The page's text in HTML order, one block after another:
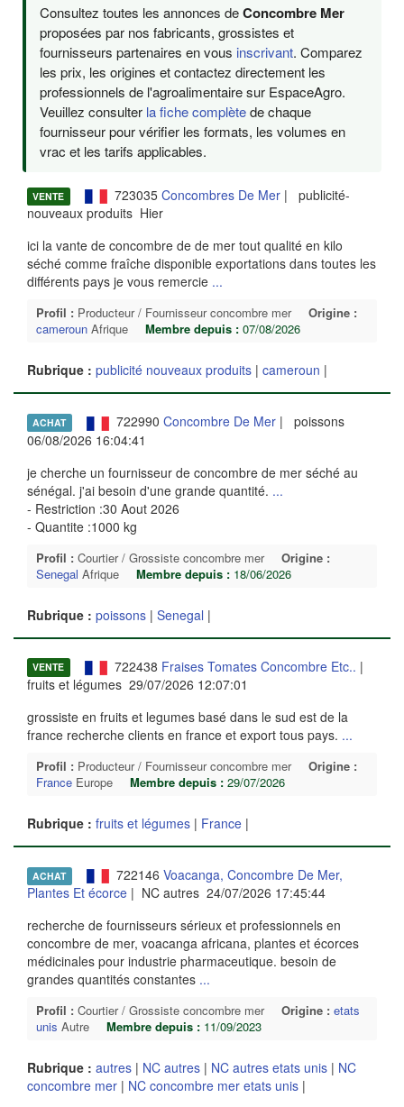
Consultez toutes les annonces deConcombre Mer
proposées par nos fabricants, grossistes et
fournisseurs partenaires en vous inscrivant. Comparez
les prix, les origines et contactez directement les
professionnels de l'agroalimentaire sur EspaceAgro.
Veuillez consulter la fiche complètede chaque
fournisseur pour vérifier les formats, les volumes en
vrac et les tarifs applicables.
VENTE 723035 Concombres De Mer| publicité-
nouveaux produits Hier
ici la vante de concombre de de mer tout qualité en kilo
séché comme fraîche disponible exportations dans toutes les
différents pays je vous remercie ...
Profil : Producteur / Fournisseur concombre mer
Origine :
cameroun Afrique Membre depuis : 07/08/2026
Rubrique : publicité nouveaux produits | cameroun |
ACHAT 722990 Concombre De Mer| poissons
06/08/2026 16:04:41
je cherche un fournisseur de concombre de mer séché au
sénégal. j'ai besoin d'une grande quantité. ...
- Restriction :30 Aout 2026
- Quantite :1000 kg
Profil : Courtier / Grossiste concombre mer
Origine :
Senegal Afrique Membre depuis : 18/06/2026
Rubrique : poissons | Senegal |
VENTE 722438 Fraises Tomates Concombre Etc.. |
fruits et légumes 29/07/2026 12:07:01
grossiste en fruits et legumes basé dans le sud est de la
france recherche clients en france et export tous pays. ...
Profil : Producteur / Fournisseur concombre mer
Origine :
France Europe Membre depuis : 29/07/2026
Rubrique : fruits et légumes | France |
ACHAT 722146 Voacanga, Concombre De Mer,
Plantes Et écorce | NC autres 24/07/2026 17:45:44
recherche de fournisseurs sérieux et professionnels en
concombre de mer, voacanga africana, plantes et écorces
médicinales pour industrie pharmaceutique. besoin de
grandes quantités constantes ...
Profil : Courtier / Grossiste concombre mer Origine : etats
unis Autre Membre depuis : 11/09/2023
Rubrique : autres | NC autres | NC autres etats unis | NC
concombre mer | NC concombre mer etats unis |